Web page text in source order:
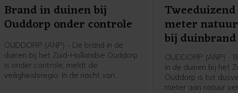
Brand in duinen bij
Ouddorp onder controle
OUDDORP (ANP) - De brand in de
duinen bij het Zuid-Hollandse Ouddorp
is onder controle, meldt de
veiligheidsregio. In de nacht van
meter
bij
OUDDORP (ANP) -
in de duinen bij het
Ouddorp is tot
meter aan natuur